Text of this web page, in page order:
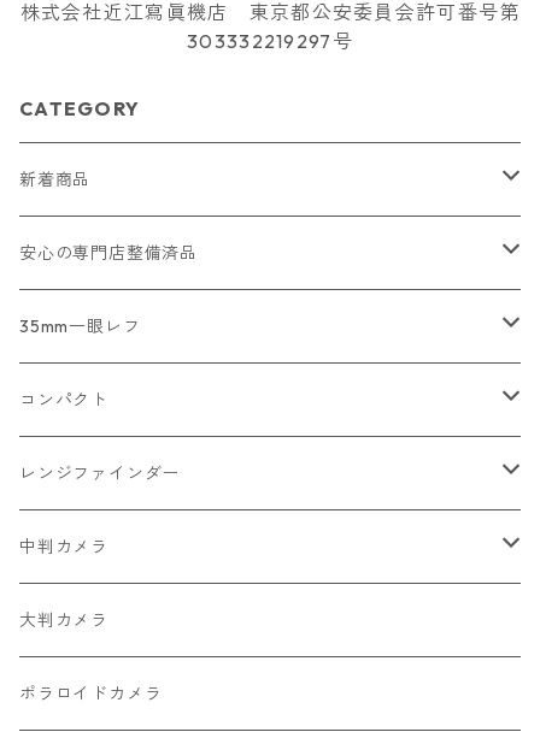
株式会社近江寫眞機店 東京都公安委員会許可番号第
303332219297号
CATEGORY
新着商品
2026/07/18
2026/07/12
2026/07/11
2026/07/10
2026/06/30
2026/06/28
2026/06/27
安心の専門店整備済品
コンパクトカメラ
一眼レフ・レンジファインダーカメラ
中判カメラ
レンズ
35mm一眼レフ
Nikon
Canon
PENTAX
OLYMPUS
MINOLTA
コンパクト
Nikon
Canon
PENTAX
FUJIFILM
レンジファインダー
Leica
Nikon
Canon
中判カメラ
Mamiya
PENTAX
大判カメラ
ポラロイドカメラ